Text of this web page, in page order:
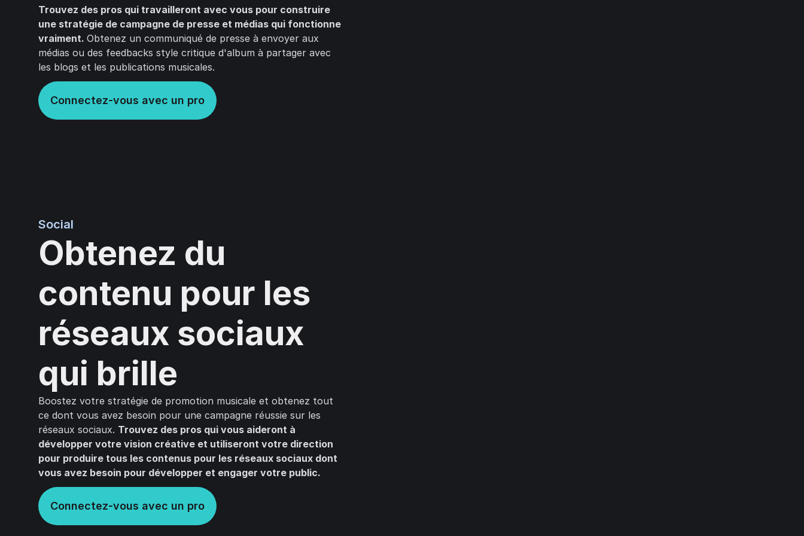
Trouvez des pros qui travailleront avec vous pour construire
une stratégie de campagne de presse et médias qui fonctionne
vraiment. Obtenez un communiqué de presse à envoyer aux
médias ou des feedbacks style critique d'album à partager avec
les blogs et les publications musicales.
Connectez-vous avec un pro
Social
Obtenez du
contenu pour les
réseaux sociaux
qui brille
Boostez votre stratégie de promotion musicale et obtenez tout
ce dont vous avez besoin pour une campagne réussie sur les
réseaux sociaux. Trouvez des pros qui vous aideront à
développer votre vision créative et utiliseront votre direction
pour produire tous les contenus pour les réseaux sociaux dont
vous avez besoin pour développer et engager votre public.
Connectez-vous avec un pro